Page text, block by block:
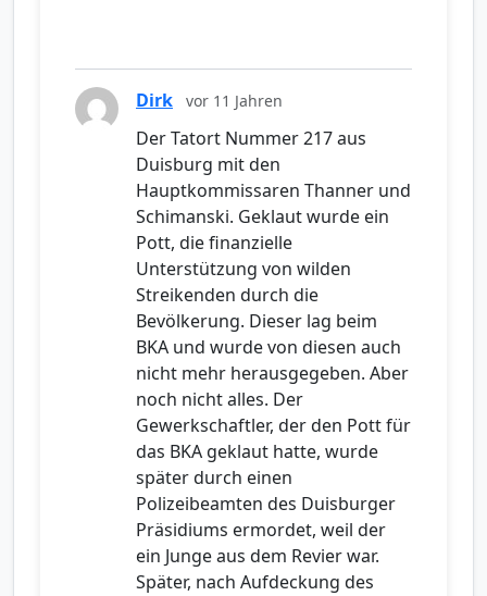
Dirk vor 11 Jahren
Der Tatort Nummer 217 aus
Duisburg mit den
Hauptkommissaren Thanner und
Schimanski. Geklaut wurde ein
Pott, die finanzielle
Unterstützung von wilden
Streikenden durch die
Bevölkerung. Dieser lag beim
BKA und wurde von diesen auch
nicht mehr herausgegeben. Aber
noch nicht alles. Der
Gewerkschaftler, der den Pott für
das BKA geklaut hatte, wurde
später durch einen
Polizeibeamten des Duisburger
Präsidiums ermordet, weil der
ein Junge aus dem Revier war.
Später, nach Aufdeckung des